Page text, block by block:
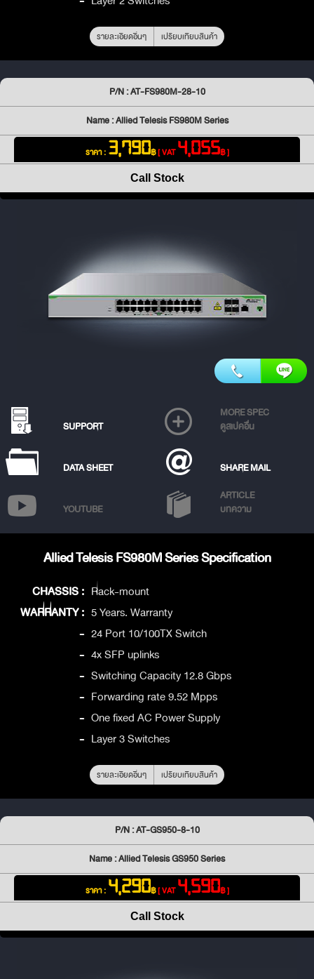
รายละเอียดอื่นๆ เปรียบเทียบสินค้า
P/N : AT-FS980M-28-10
Name : Allied Telesis FS980M Series
ราคา : 3,790฿[ VAT4,055฿ ]
Call Stock
SUPPORT
MORE SPEC
ดูสเปคอื่น
DATA SHEET SHARE MAIL
YOUTUBE
ARTICLE
บทความ
Allied Telesis FS980M Series Specification
CHASSIS : Rack-mount
WARRANTY : 5 Years. Warranty
- 24 Port 10/100TX Switch
- 4x SFP uplinks
- Switching Capacity 12.8 Gbps
- Forwarding rate 9.52 Mpps
- One fixed AC Power Supply
- Layer 3 Switches
รายละเอียดอื่นๆ เปรียบเทียบสินค้า
P/N : AT-GS950-8-10
Name : Allied Telesis GS950 Series
ราคา : 4,290฿[ VAT4,590฿ ]
Call Stock